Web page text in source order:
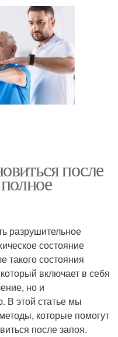
после
разрушительное
состояние
такого состояния
включает в себя
но и
В этой статье мы
которые помогут
после запоя.